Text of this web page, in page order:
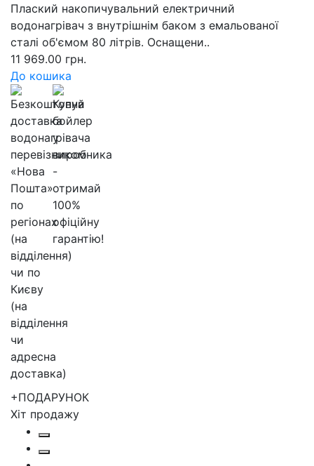
Плаский накопичувальний електричний
водонагрівач з внутрішнім баком з емальованої
сталі об'ємом 80 літрів. Оснащени..
11 969.00 грн.
До кошика
+ПОДАРУНОК
Хіт продажу